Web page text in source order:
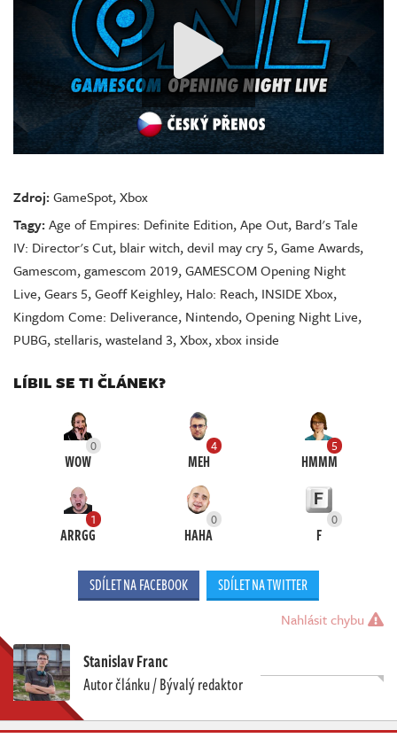
Zdroj:GameSpot,Xbox
Tagy:Age of Empires: Definite Edition,Ape Out, Bard's Tale
IV: Director's Cut, blair witch,devil may cry 5,Game Awards,
Gamescom,gamescom 2019,GAMESCOM Opening Night
Live,Gears 5,Geoff Keighley, Halo: Reach, INSIDE Xbox,
Kingdom Come: Deliverance, Nintendo,Opening Night Live,
PUBG,stellaris,wasteland 3,Xbox,xbox inside
LÍBIL SE TI ČLÁNEK?
0
WOW
4
MEH
5
HMMM
1
ARRGG
0
HAHA
0
F
SDÍLET NA FACEBOOK SDÍLET NA TWITTER
Nahlásit chybu
Stanislav Franc
Autor článku / Bývalý redaktor